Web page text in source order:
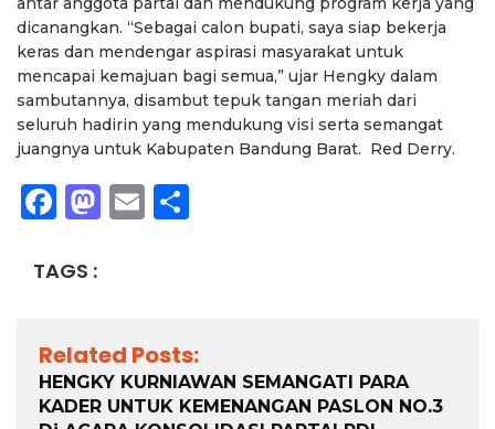
dicanangkan. “Sebagai calon bupati, saya siap bekerja
keras dan mendengar aspirasi masyarakat untuk
mencapai kemajuan bagi semua,” ujar Hengky dalam
sambutannya, disambut tepuk tangan meriah dari
seluruh hadirin yang mendukung visi serta semangat
juangnya untuk Kabupaten Bandung Barat. Red Derry.
Facebook
Mastodon
Email
TAGS :
Related Posts:
HENGKY KURNIAWAN SEMANGATI PARA
KADER UNTUK KEMENANGAN PASLON NO.3